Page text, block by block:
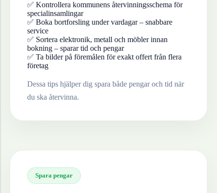
✅ Kontrollera kommunens återvinningsschema för
specialinsamlingar
✅ Boka bortforsling under vardagar – snabbare
service
✅ Sortera elektronik, metall och möbler innan
bokning – sparar tid och pengar
✅ Ta bilder på föremålen för exakt offert från flera
företag
Dessa tips hjälper dig spara både pengar och tid när
du ska återvinna.
Spara pengar